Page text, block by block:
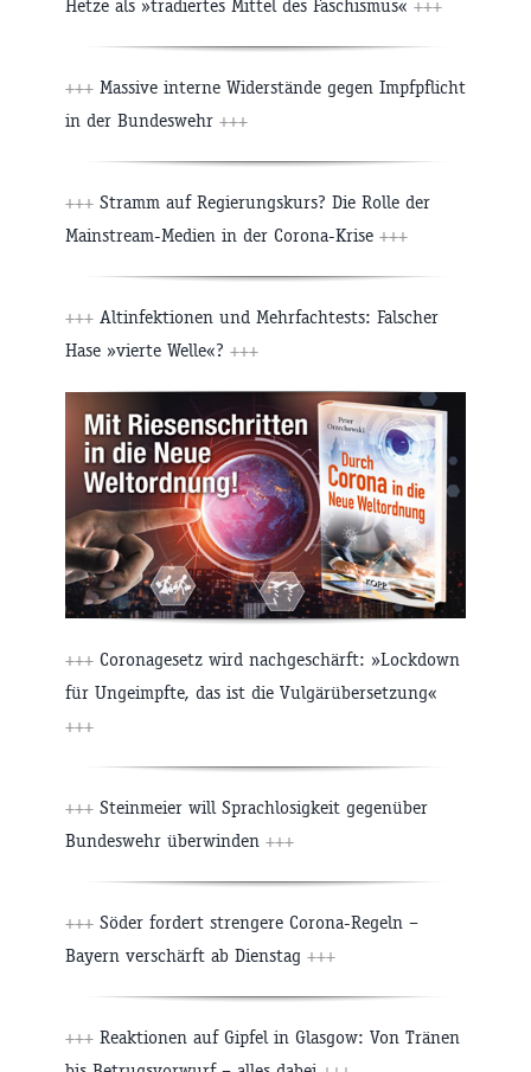
Hetze als »tradiertes Mittel des Faschismus« +++
+++ Massive interne Widerstände gegen Impfpflicht
in der Bundeswehr +++
+++ Stramm auf Regierungskurs? Die Rolle der
Mainstream-Medien in der Corona-Krise +++
+++ Altinfektionen und Mehrfachtests: Falscher
Hase »vierte Welle«? +++
+++ Coronagesetz wird nachgeschärft: »Lockdown
für Ungeimpfte, das ist die Vulgärübersetzung«
+++
+++ Steinmeier will Sprachlosigkeit gegenüber
Bundeswehr überwinden +++
+++ Söder fordert strengere Corona-Regeln –
Bayern verschärft ab Dienstag +++
+++ Reaktionen auf Gipfel in Glasgow: Von Tränen